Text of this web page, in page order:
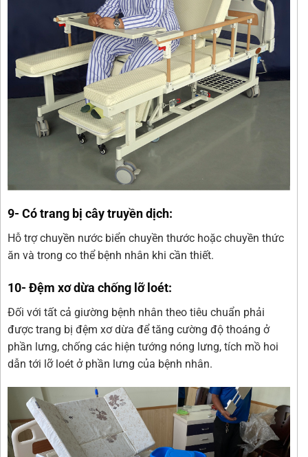
9- Có trang bị cây truyền dịch:
Hỗ trợ chuyền nước biển chuyền thước hoặc chuyền thức
ăn và trong co thể bệnh nhân khi cần thiết.
10- Đệm xơ dừa chống lỡ loét:
Đối với tất cả giường bệnh nhân theo tiêu chuẩn phải
được trang bị đệm xơ dừa để tăng cường độ thoáng ở
phần lưng, chống các hiện tướng nóng lưng, tích mồ hoi
dẫn tới lỡ loét ở phần lưng của bệnh nhân.